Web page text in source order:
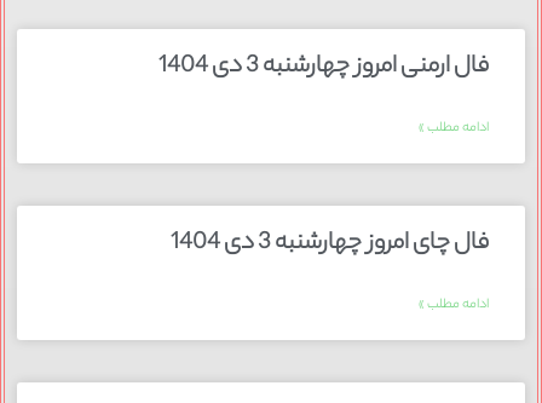
فال ارمنی امروز چهارشنبه 3 دی 1404
ادامه مطلب »
فال چای امروز چهارشنبه 3 دی 1404
ادامه مطلب »